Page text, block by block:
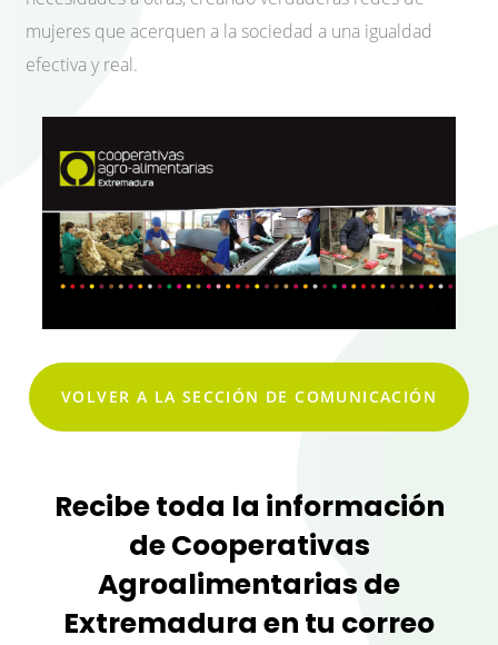
mujeres que acerquen a la sociedad a una igualdad
efectiva y real.
VOLVER A LA SECCIÓN DE COMUNICACIÓN
Recibe toda la información
de Cooperativas
Agroalimentarias de
Extremadura en tu correo